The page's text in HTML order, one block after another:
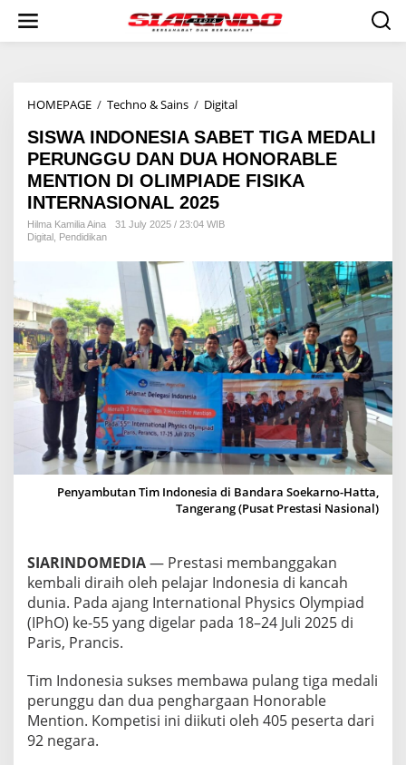
i
HOMEPAGE / Techno & Sains / Digital
S
W
A
I
E
S
I
A
S
A
B
E
T
I
G
A
M
E
D
I
P
E
R
U
G
D
A
SISWA INDONESIA SABET TIGA MEDALI
PERUNGGU DAN DUA HONORABLE
MENTION DI OLIMPIADE FISIKA
INTERNASIONAL 2025
Hilma Kamilia Aina
31 July 2025 / 23:04 WIB
Digital Pendidikan
Penyambutan Tim Indonesia di Bandara Soekarno-Hatta,
Tangerang (Pusat Prestasi Nasional)
SIARINDOMEDIA— Prestasi membanggakan
kembali diraih oleh pelajar Indonesia di kancah
dunia. Pada ajang International Physics Olympiad
(IPhO) ke-55 yang digelar pada 18–24 Juli 2025 di
Paris, Prancis.
Tim Indonesia sukses membawa pulang tiga medali
perunggu dan dua penghargaan Honorable
Mention. Kompetisi ini diikuti oleh 405 peserta dari
92 negara.